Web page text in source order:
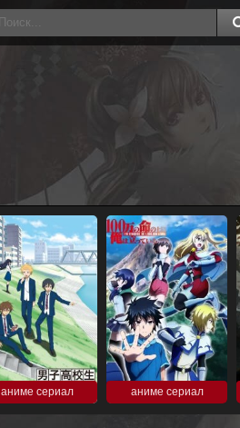
аниме сериал аниме сериал